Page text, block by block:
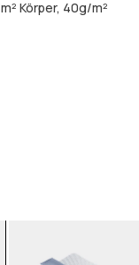
Körper, 40g/m²